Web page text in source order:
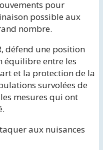
pour
possible aux
nombre.
défend une position
équilibre entre les
et la protection de la
survolées de
mesures qui ont
aux nuisances